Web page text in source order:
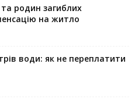
родин загиблих
на житло
води: як не переплатити